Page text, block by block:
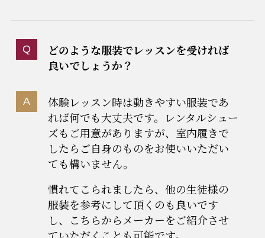
どのような服装でレッスンを受ければ
良いでしょうか？
体験レッスン時は動きやすい服装であ
れば何でも大丈夫です。レンタルシュー
ズもご用意がありますが、室内履きで
したらご自身のものをお使いいただい
ても構いません。
慣れてこられましたら、他の生徒様の
服装を参考にして頂くのも良いです
し、こちらからメーカーをご紹介させ